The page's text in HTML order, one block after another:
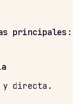
principales :
y directa.